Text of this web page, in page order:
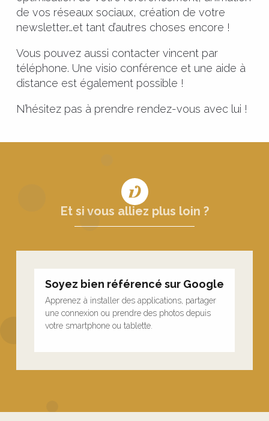
de vos réseaux sociaux, création de votre
newsletter…et tant d’autres choses encore !
Vous pouvez aussi contacter vincent par
téléphone. Une visio conférence et une aide à
distance est également possible !
N’hésitez pas à prendre rendez-vous avec lui !
Et si vous alliez plus loin ?
Soyez bien référencé sur Google
Apprenez à installer des applications, partager
une connexion ou prendre des photos depuis
votre smartphone ou tablette.